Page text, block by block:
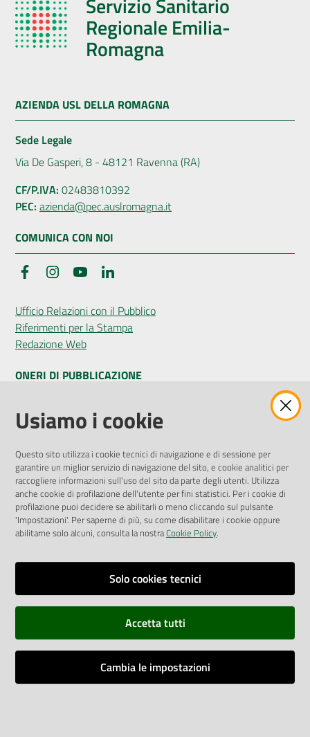
Servizio Sanitario
Regionale Emilia-
Romagna
AZIENDA USL DELLA ROMAGNA
Sede Legale
Via De Gasperi, 8 - 48121 Ravenna (RA)
CF/P.IVA: 02483810392
PEC: azienda@pec.auslromagna.it
COMUNICA CON NOI
FacebookInstagramYouTube
Ufficio Relazioni con il Pubblico
Riferimenti per la Stampa
Redazione Web
ONERI DI PUBBLICAZIONE
Amministrazione Trasparente
Pubblicità legale
Privacy Policy
Attuazione Misure PNRR
Liste di Attesa
ENTI, IMPRESE E PARTNER
Fatturazione Elettronica
Richiesta Patrocinio
Dichiarazione di Accessibilità
Dati di Monitoraggio
Usiamo i cookie
Questo sito utilizza i cookie tecnici di navigazione e di sessione per
garantire un miglior servizio di navigazione del sito, e cookie analitici per
raccogliere informazioni sull'uso del sito da parte degli utenti. Utilizza
anche cookie di profilazione dell'utente per fini statistici. Per i cookie di
profilazione puoi decidere se abilitarli o meno cliccando sul pulsante
'Impostazioni'. Per saperne di più, su come disabilitare i cookie oppure
abilitarne solo alcuni, consulta la nostraCookie Policy.
Solo cookies tecnici
Accetta tutti
Cambia le impostazioni